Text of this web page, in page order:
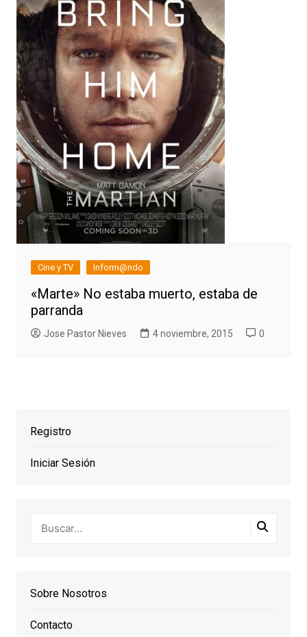
Cine y TV Inform@ndo
«Marte» No estaba muerto, estaba de
parranda
Jose Pastor Nieves 4 noviembre, 2015 0
Registro
Iniciar Sesión
Sobre Nosotros
Contacto